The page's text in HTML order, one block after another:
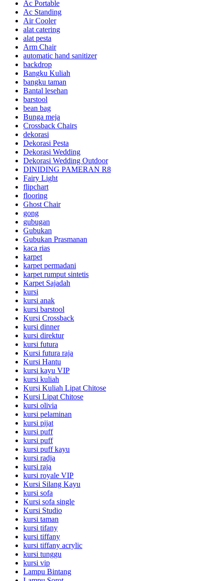
Ac Portable
Ac Standing
Air Cooler
alat catering
alat pesta
Arm Chair
automatic hand sanitizer
backdrop
Bangku Kuliah
bangku taman
Bantal lesehan
barstool
bean bag
Bunga meja
Crossback Chairs
dekorasi
Dekorasi Pesta
Dekorasi Wedding
Dekorasi Wedding Outdoor
DINIDING PAMERAN R8
Fairy Light
flipchart
flooring
Ghost Chair
gong
gubugan
Gubukan
Gubukan Prasmanan
kaca rias
karpet
karpet permadani
karpet rumput sintetis
Karpet Sajadah
kursi
kursi anak
kursi barstool
Kursi Crossback
kursi dinner
kursi direktur
kursi futura
Kursi futura raja
Kursi Hantu
kursi kayu VIP
kursi kuliah
Kursi Kuliah Lipat Chitose
Kursi Lipat Chitose
kursi olivia
kursi pelaminan
kursi pijat
kursi puff
kursi puff
kursi puff kayu
kursi radja
kursi raja
kursi royale VIP
Kursi Silang Kayu
kursi sofa
Kursi sofa single
Kursi Studio
kursi taman
kursi tifany
kursi tiffany
kursi tiffany acrylic
kursi tunggu
kursi vip
Lampu Bintang